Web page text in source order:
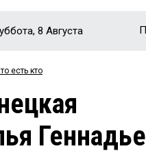
8 Августа
есть кто